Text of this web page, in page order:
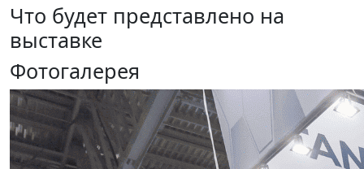
Что будет представлено на
выставке
Фотогалерея